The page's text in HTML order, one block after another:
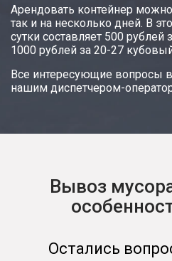
Арендовать контейнер
так и на несколько дней. В
сутки составляет 500
1000 рублей за 20-27
Все интересующие вопросы
нашим диспетчером-
Вывоз
Остались